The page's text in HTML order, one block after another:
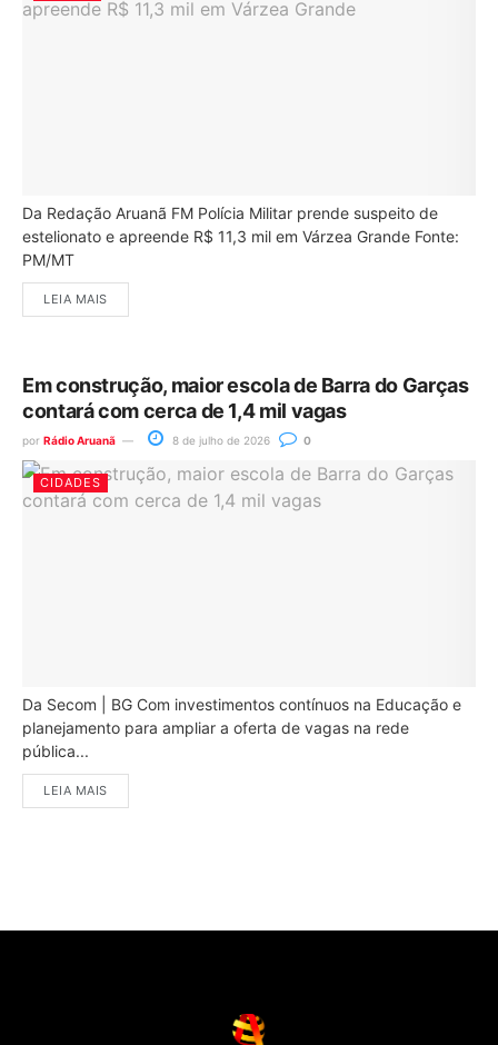
Da Redação Aruanã FM Polícia Militar prende suspeito de
estelionato e apreende R$ 11,3 mil em Várzea Grande Fonte:
PM/MT
LEIA MAIS
Em construção, maior escola de Barra do Garças
contará com cerca de 1,4 mil vagas
por Rádio Aruanã 8 de julho de 2026 0
CIDADES
Da Secom | BG Com investimentos contínuos na Educação e
planejamento para ampliar a oferta de vagas na rede
pública...
LEIA MAIS